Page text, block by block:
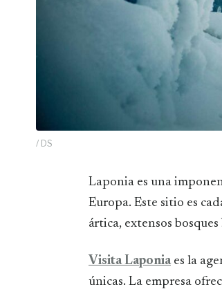
/ DS
Laponia es una imponente región que se encuentra ubicada en el extremo norte de
Europa. Este sitio es
ártica, extensos
Visita Laponia es la
únicas. La empresa